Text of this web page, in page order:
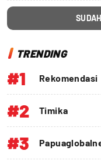
TRENDING
#1 Rekomendasi
#2 Timika
#3